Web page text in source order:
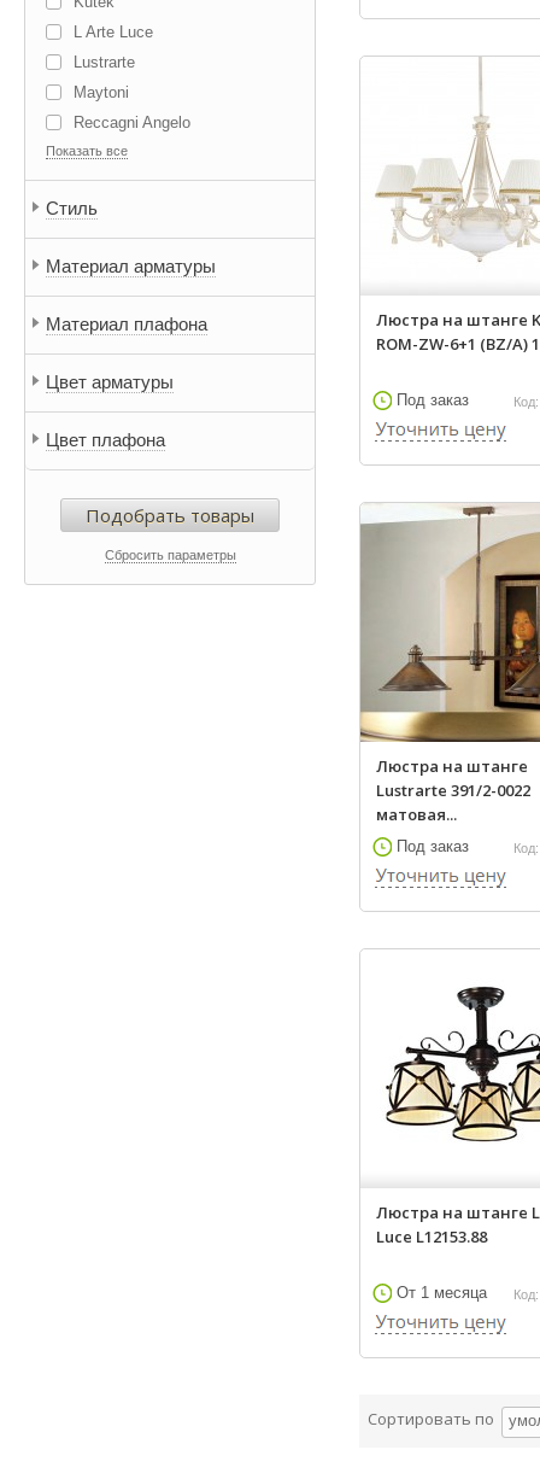
L Arte Luce
Lustrarte
Maytoni
Reccagni Angelo
Stilfort
Vestini
ArteLamp
Blitz
Bohemia Ivele Crystal
Eglo
Lightstar
Lussole
Masiero
Показать все
Стиль
Материал арматуры
Материал плафона
Цвет арматуры
Цвет плафона
Подобрать товары
Сбросить параметры
Люстра на штанге
ROM-ZW-6+1 (BZ/A)
Под заказ
Люстра на штанге
Lustrarte 391/2-0022
матовая...
Под заказ
Люстра на штанге
Luce L12153.88
От 1 месяца
Сортировать по